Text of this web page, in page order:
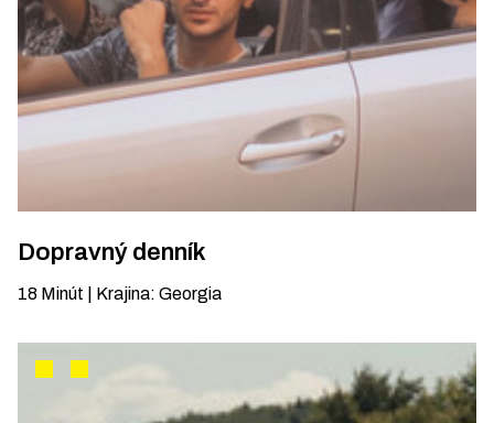
Dopravný denník
18 Minút Krajina: Georgia